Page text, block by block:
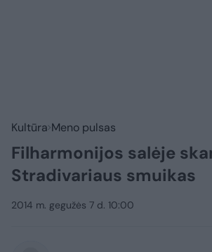
Kultūra Meno pulsas
Filharmonijos salėje
Stradivariaus smuikas
2014 m. gegužės 7 d. 10:00